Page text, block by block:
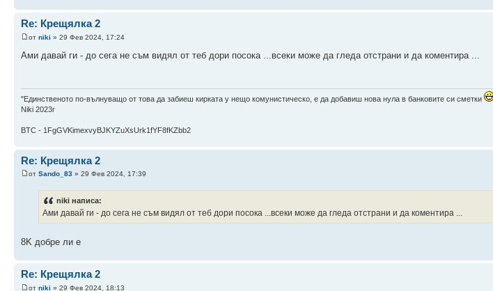
Re: Крещялка 2
от niki » 29 Фев 2024, 17:24
Ами давай ги - до сега не съм видял от теб дори посока ...всеки може да гледа отстрани и да коментира ...
"Единственото по-вълнуващо от това да забиеш кирката у нещо комунистическо, е да добавиш нова нула в банковите си сметки
Niki 2023г
BTC - 1FgGVKimexvyBJKYZuXsUrk1fYF8fKZbb2
Re: Крещялка 2
от Sando_83 » 29 Фев 2024, 17:39
niki написа:
Ами давай ги - до сега не съм видял от теб дори посока ...всеки може да гледа отстрани и да коментира ...
8K добре ли е
Re: Крещялка 2
от niki » 29 Фев 2024, 18:13